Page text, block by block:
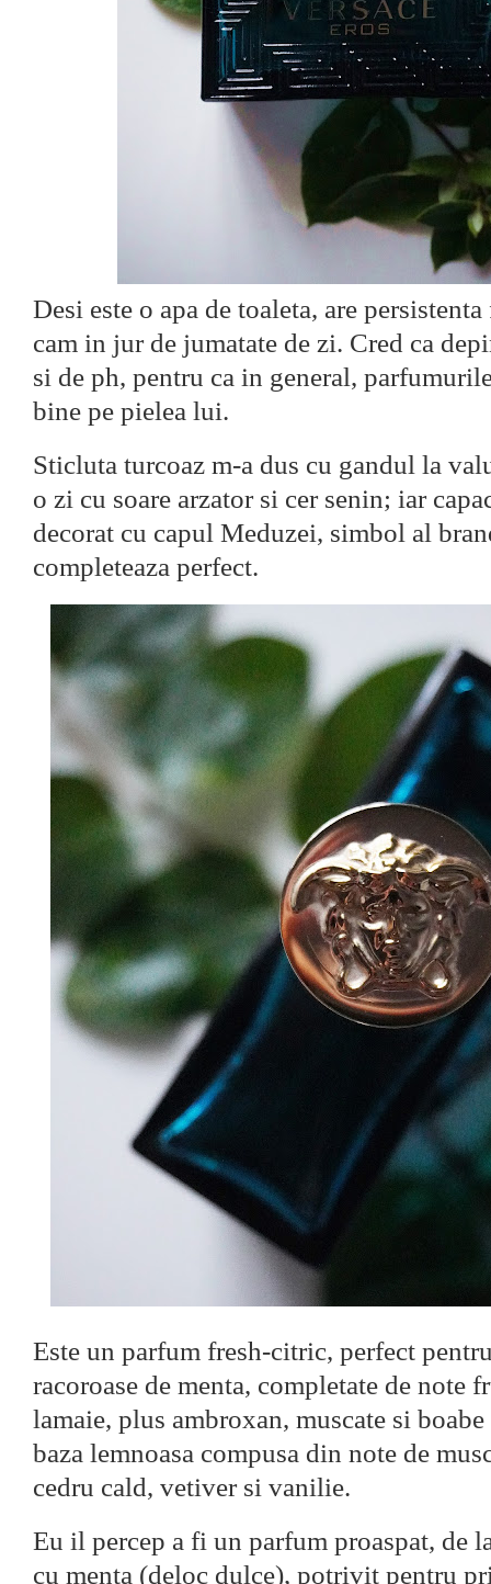
Desi este o apa de toaleta, are
cam in jur de jumatate de zi. Cred ca
si de ph, pentru ca in general,
bine pe pielea lui.
Sticluta turcoaz m-a dus cu gandul la
o zi cu soare arzator si cer senin; iar
decorat cu capul Meduzei, simbol al
completeaza perfect.
Este un parfum fresh-citric, perfect
racoroase de menta, completate de note
lamaie, plus ambroxan, muscate si
baza lemnoasa compusa din note de
cedru cald, vetiver si vanilie.
Eu il percep a fi un parfum proaspat, de
cu menta (deloc dulce), potrivit pentru